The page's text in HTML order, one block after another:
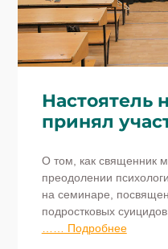
Настоятель
принял
О том, как священник
преодолении
на семинаре,
подростковых
…… Подробнее